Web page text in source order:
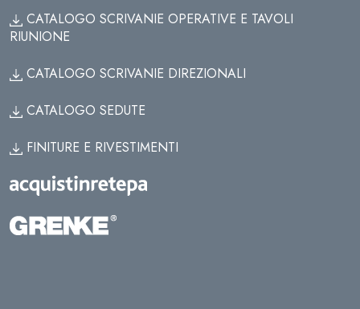
CATALOGO SCRIVANIE OPERATIVE E TAVOLI
RIUNIONE
CATALOGO SCRIVANIE DIREZIONALI
CATALOGO SEDUTE
FINITURE E RIVESTIMENTI